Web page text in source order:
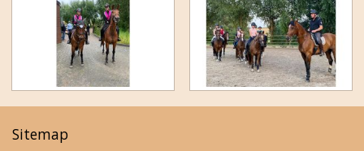
Sitemap